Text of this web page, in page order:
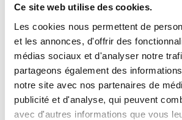
Ce site web utilise des cookies.
Les cookies nous permettent de
et les annonces, d'offrir des
médias sociaux et d'analyser notre
partageons également des
notre site avec nos partenaires de
publicité et d'analyse, qui peuvent
avec d'autres informations que vous
Terminale (Lycée)
Études supérieures (Supérieur &
Adultes (Supérieur & Adultes)